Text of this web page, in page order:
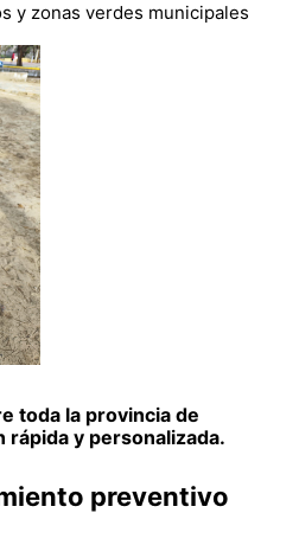
y zonas verdes municipales
toda la provincia de
rápida y personalizada.
preventivo